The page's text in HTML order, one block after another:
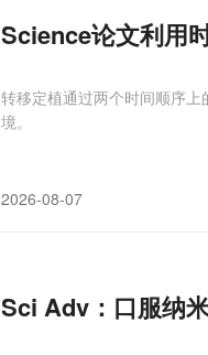
Science论文利用
转移定植通过两个时间顺序上
境。
2026-08-07
Sci Adv：口服纳